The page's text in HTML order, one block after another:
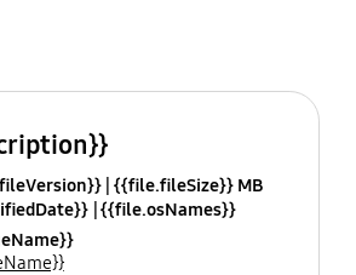
{{file.fileSize}} MB
{{file.osNames}}